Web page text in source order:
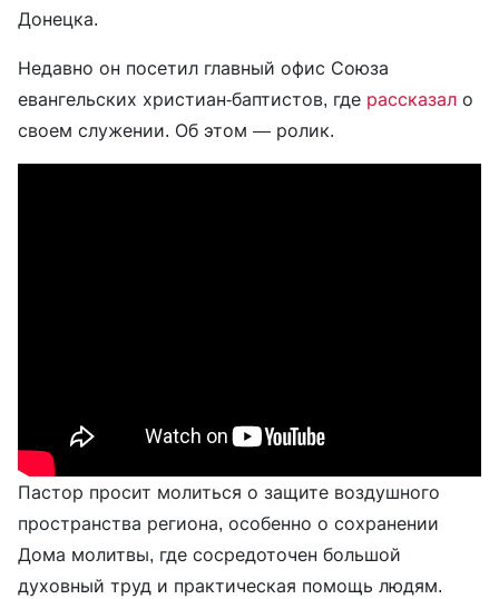
Донецка.
Недавно он посетил главный офис Союза
евангельских христиан-баптистов, где рассказал о
своем служении. Об этом — ролик.
Пастор просит молиться о защите воздушного
пространства региона, особенно о сохранении
Дома молитвы, где сосредоточен большой
духовный труд и практическая помощь людям.